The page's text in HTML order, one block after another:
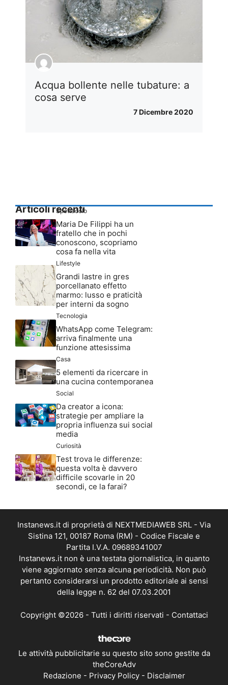
Acqua bollente nelle tubature: a
cosa serve
7 Dicembre 2020
Articoli recenti
Spettacolo
Maria De Filippi ha un
fratello che in pochi
conoscono, scopriamo
cosa fa nella vita
Lifestyle
Grandi lastre in gres
porcellanato effetto
marmo: lusso e praticità
per interni da sogno
Tecnologia
WhatsApp come Telegram:
arriva finalmente una
funzione attesissima
Casa
5 elementi da ricercare in
una cucina contemporanea
Social
Da creator a icona:
strategie per ampliare la
propria influenza sui social
media
Curiosità
Test trova le differenze:
questa volta è davvero
difficile scovarle in 20
secondi, ce la farai?
Instanews.it di proprietà di NEXTMEDIAWEB SRL - Via
Sistina 121, 00187 Roma (RM) - Codice Fiscale e
Partita I.V.A. 09689341007
Instanews.it non è una testata giornalistica, in quanto
viene aggiornato senza alcuna periodicità. Non può
pertanto considerarsi un prodotto editoriale ai sensi
della legge n. 62 del 07.03.2001
Copyright ©2026 - Tutti i diritti riservati - Contattaci
Le attività pubblicitarie su questo sito sono gestite da
theCoreAdv
Redazione - Privacy Policy- Disclaimer